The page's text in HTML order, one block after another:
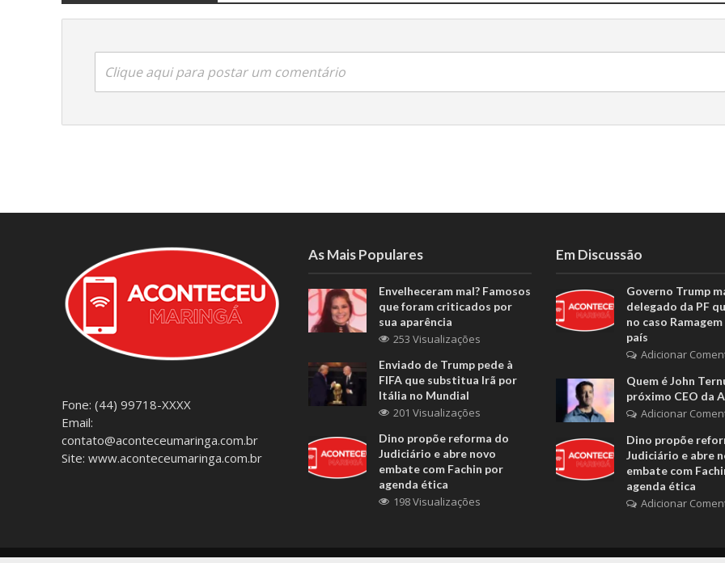
Clique aqui para postar um comentário
Fone: (44) 99718-XXXX
Email:
contato@aconteceumaringa.com.br
Site: www.aconteceumaringa.com.br
As Mais Populares
Envelheceram mal? Famosos
que foram criticados por
sua aparência
253 Visualizações
Enviado de Trump pede à
FIFA que substitua Irã por
Itália no Mundial
201 Visualizações
Dino propõe reforma do
Judiciário e abre novo
embate com Fachin por
agenda ética
198 Visualizações
Em Discussão
Governo Trump
delegado da PF
no caso
país
Adicionar
Quem é John
próximo CEO da
Adicionar
Dino propõe
Judiciário e abre
embate com
agenda ética
Adicionar